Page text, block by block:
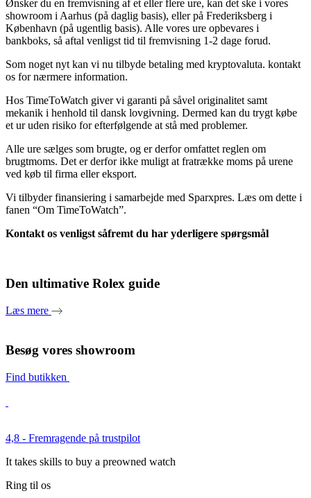
Ønsker du en fremvisning af et eller flere ure, kan det ske i vores
showroom i Aarhus (på daglig basis), eller på Frederiksberg i
København (på ugentlig basis). Alle vores ure opbevares i
bankboks, så aftal venligst tid til fremvisning 1-2 dage forud.
Som noget nyt kan vi nu tilbyde betaling med kryptovaluta. kontakt
os for nærmere information.
Hos TimeToWatch giver vi garanti på såvel originalitet samt
mekanik i henhold til dansk lovgivning. Dermed kan du trygt købe
et ur uden risiko for efterfølgende at stå med problemer.
Alle ure sælges som brugte, og er derfor omfattet reglen om
brugtmoms. Det er derfor ikke muligt at fratrække moms på urene
ved køb til firma eller eksport.
Vi tilbyder finansiering i samarbejde med Sparxpres. Læs om dette i
fanen “Om TimeToWatch”.
Kontakt os venligst såfremt du har yderligere spørgsmål
Den ultimative Rolex guide
Læs mere
Besøg vores showroom
Find butikken
4,8 - Fremragende på trustpilot
It takes skills to buy a preowned watch
Ring til os